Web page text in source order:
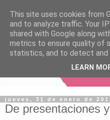
jueves, 31 de enero de
De presentaciones
This site uses cookies from
and to analyze traffic. Your
shared with Google along
metrics to ensure quality of
statistics, and to detect and
LEARN